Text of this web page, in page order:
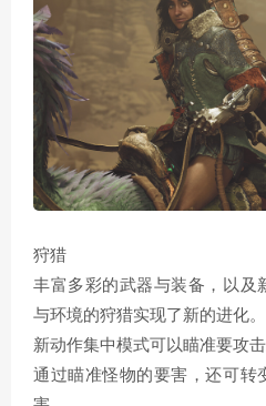
狩猎
丰富多彩的武器与装备，以及
与环境的狩猎实现了新的进化。
新动作集中模式可以瞄准要攻击
通过瞄准怪物的要害，还可转